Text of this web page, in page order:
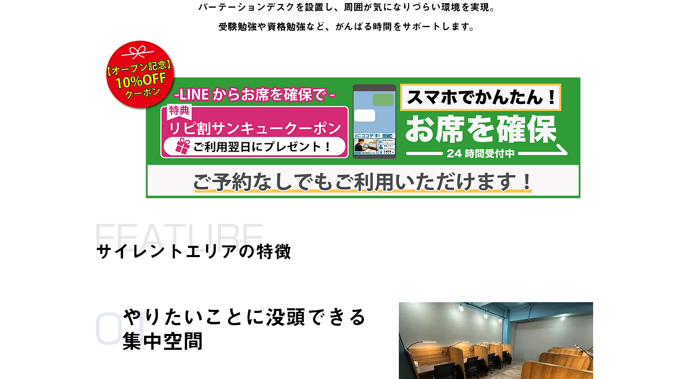
パーテーションデスクを設置し、周囲が気になりづらい環境を実現。
受験勉強や資格勉強など、がんばる時間をサポートします。
FEATURE
サイレントエリアの特徴
01
やりたいことに没頭できる
集中空間